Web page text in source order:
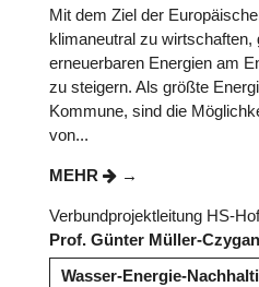
Mit dem Ziel der
klimaneutral zu wirtschaften,
erneuerbaren Energien am
zu steigern. Als größte
Kommune, sind die
von...
MEHR
Verbundprojektleitung HS-
Prof. Günter Müller-Czygan
Wasser-Energie-